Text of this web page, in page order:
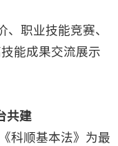
职业技能竞赛、
能成果交流展示
共建
科顺基本法》为最